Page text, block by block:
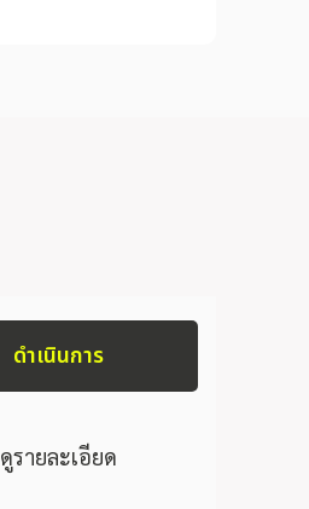
ดำเนินการ
ดูรายละเอียด